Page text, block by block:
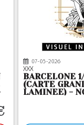
07-05-2026
XXX
BARCELONE
(CARTE
LAMINEE) -